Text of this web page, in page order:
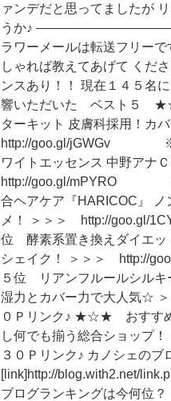
ァンデだと思ってましたが
うか♪
ラワーメールは転送フリー
しゃれば教えてあげて くだ
ンスあり！！ 現在１４５
響いただいた ベスト５
ターキット 皮膚科採用！カ
http://goo.gl/jGWGv ※ク
ワイトエッセンス 中野アナ
http://goo.gl/mPYRO ※
合ヘアケア『HARICOC』
メ！ ＞＞＞ http://
位 酵素系置き換えダイエッ
シェイク！ ＞＞＞
５位 リアンフルールシルキ
湿力とカバー力で大人
０Ｐリンク♪ ★☆★ おすす
し何でも揃う総合ショ
３０Ｐリンク♪ カノシェの
[link]http://blog.with2.net/
ブログランキングは今何位